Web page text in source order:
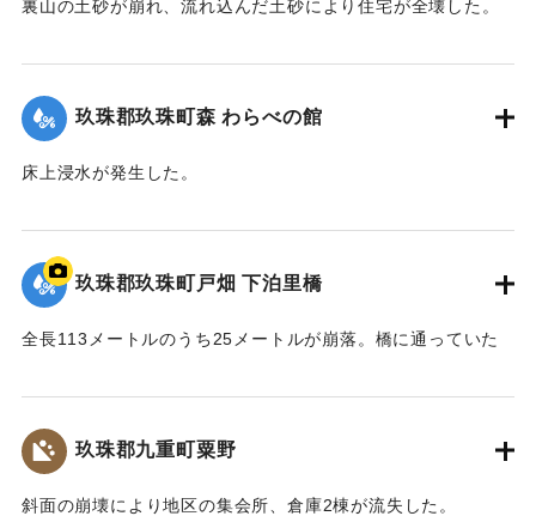
裏山の土砂が崩れ、流れ込んだ土砂により住宅が全壊した。
2020/7/6｜固有コード:01215068
玖珠郡玖珠町森 わらべの館
床上浸水が発生した。
2020/7/6｜固有コード:
玖珠郡玖珠町戸畑 下泊里橋
全長113メートルのうち25メートルが崩落。橋に通っていた
た。
｜固有コード:01215062
玖珠郡九重町粟野
斜面の崩壊により地区の集会所、倉庫2棟が流失した。